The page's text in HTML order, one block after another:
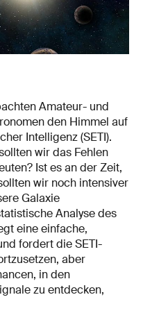
Amateur- und
den Himmel auf
Intelligenz (SETI).
wir das Fehlen
Ist es an der Zeit,
wir noch intensiver
Galaxie
Analyse des
eine einfache,
fordert die SETI-
aber
in den
zu entdecken,